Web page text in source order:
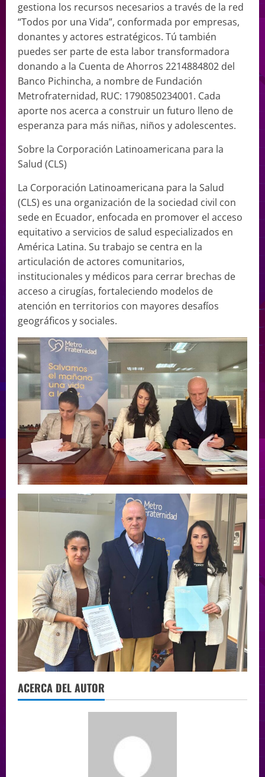
gestiona los recursos necesarios a través de la red
“Todos por una Vida”, conformada por empresas,
donantes y actores estratégicos. Tú también
puedes ser parte de esta labor transformadora
donando a la Cuenta de Ahorros 2214884802 del
Banco Pichincha, a nombre de Fundación
Metrofraternidad, RUC: 1790850234001. Cada
aporte nos acerca a construir un futuro lleno de
esperanza para más niñas, niños y adolescentes.
Sobre la Corporación Latinoamericana para la
Salud (CLS)
La Corporación Latinoamericana para la Salud
(CLS) es una organización de la sociedad civil con
sede en Ecuador, enfocada en promover el acceso
equitativo a servicios de salud especializados en
América Latina. Su trabajo se centra en la
articulación de actores comunitarios,
institucionales y médicos para cerrar brechas de
acceso a cirugías, fortaleciendo modelos de
atención en territorios con mayores desafíos
geográficos y sociales.
ACERCA DEL AUTOR